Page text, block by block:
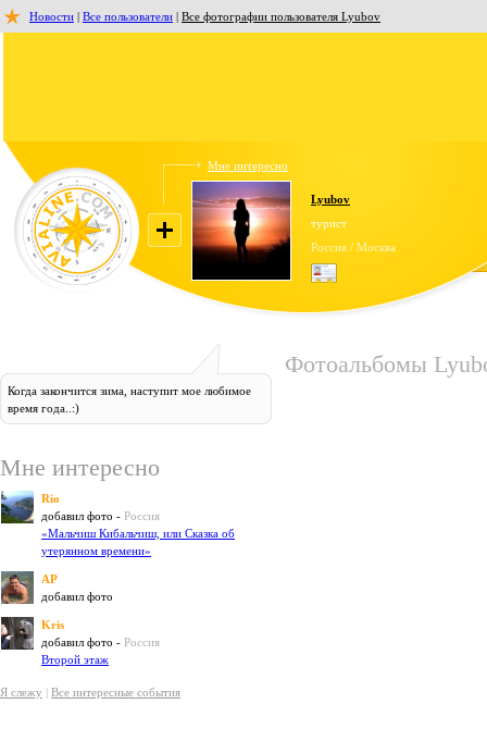
Новости | Все пользователи | Все фотографии пользователя Lyubov
Мне интересно
Lyubov
турист
Россия / Москва
Когда закончится зима, наступит мое любимое
время года..:)
Мне интересно
Rio
добавил фото - Россия
«Мальчиш Кибальчиш, или Сказка об
утерянном времени»
AP
добавил фото
Kris
добавил фото - Россия
Второй этаж
Я слежу | Все интересные события
Фотоальбомы